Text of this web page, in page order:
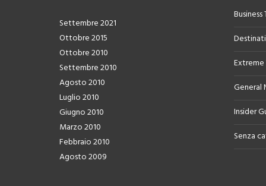
Settembre 2021
Ottobre 2015
Ottobre 2010
Settembre 2010
Agosto 2010
Luglio 2010
Giugno 2010
Marzo 2010
Febbraio 2010
Agosto 2009
General
Insider
Senza